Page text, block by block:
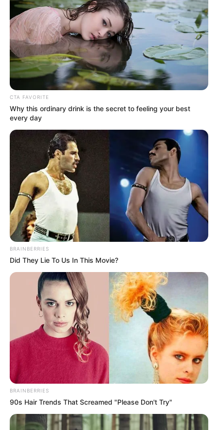
CTA FAVORITE
Why this ordinary drink is the secret to feeling your best
every day
BRAINBERRIES
Did They Lie To Us In This Movie?
BRAINBERRIES
90s Hair Trends That Screamed "Please Don't Try"